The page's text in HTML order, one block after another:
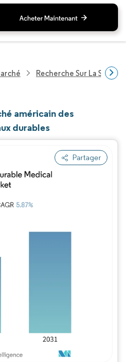
Recherche Sur La Santé
américain des
durables
Partager